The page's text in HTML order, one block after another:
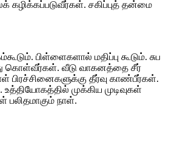
கழிக்கப்படுவீர்கள். சகிப்புத் தன்மை
பிள்ளைகளால் மதிப்பு கூடும். சுப
கொள்வீர்கள். வீடு வாகனத்தை சீர்
பிரச்சினைகளுக்கு தீர்வு காண்பீர்கள்.
உத்தியோகத்தில் முக்கிய முடிவுகள்
பலிதமாகும் நாள்.